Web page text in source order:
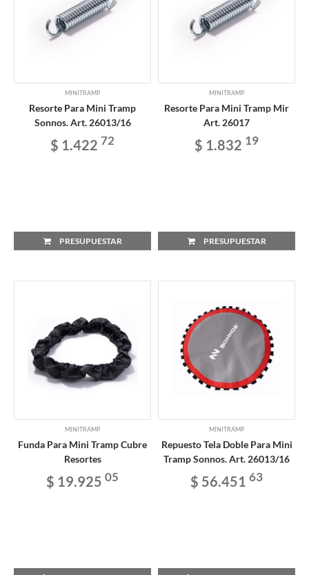
MINITRAMP
Resorte Para Mini Tramp
Sonnos. Art. 26013/16
$ 1.422 72
PRESUPUESTAR
MINITRAMP
Resorte Para Mini Tramp Mir
Art. 26017
$ 1.832 19
PRESUPUESTAR
MINITRAMP
Funda Para Mini Tramp Cubre
Resortes
$ 19.925 05
MINITRAMP
Repuesto Tela Doble Para Mini
Tramp Sonnos. Art. 26013/16
$ 56.451 63